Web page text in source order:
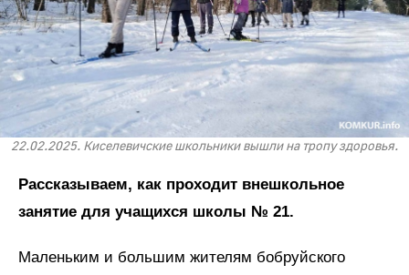
22.02.2025. Киселевичские школьники вышли на тропу здоровья.
Рассказываем, как проходит внешкольное
занятие для учащихся школы № 21.
Маленьким и большим жителям бобруйского